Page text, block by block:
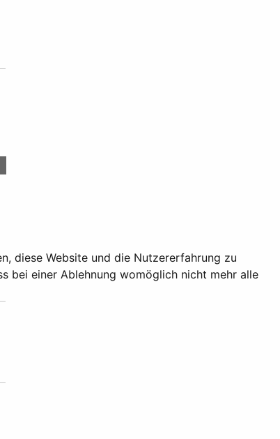
diese Website und die Nutzererfahrung zu
bei einer Ablehnung womöglich nicht mehr alle